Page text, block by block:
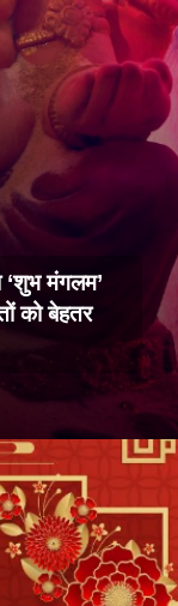
‘शुभ मंगलम’
को बेहतर